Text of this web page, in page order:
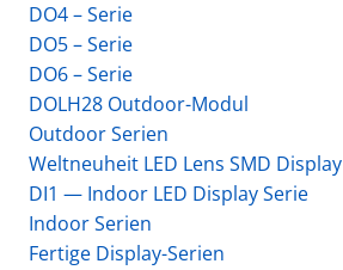
DO4 – Serie
DO5 – Serie
DO6 – Serie
DOLH28 Outdoor-Modul
Outdoor Serien
Weltneuheit LED Lens SMD Display
DI1 — Indoor LED Display Serie
Indoor Serien
Fertige Display-Serien